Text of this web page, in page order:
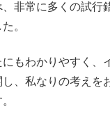
非常に多くの試行
。
もわかりやすく、
、私なりの考えを